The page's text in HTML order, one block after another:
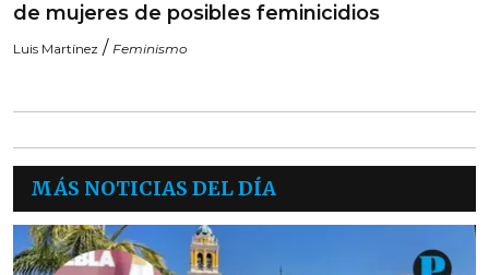
de mujeres de posibles feminicidios
Luis Martínez / Feminismo
MÁS NOTICIAS DEL DÍA